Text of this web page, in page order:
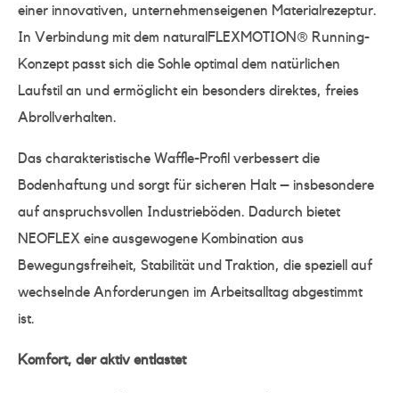
einer innovativen, unternehmenseigenen Materialrezeptur.
In Verbindung mit dem naturalFLEXMOTION® Running-
Konzept passt sich die Sohle optimal dem natürlichen
Laufstil an und ermöglicht ein besonders direktes, freies
Abrollverhalten.
Das charakteristische Waffle-Profil verbessert die
Bodenhaftung und sorgt für sicheren Halt – insbesondere
auf anspruchsvollen Industrieböden. Dadurch bietet
NEOFLEX eine ausgewogene Kombination aus
Bewegungsfreiheit, Stabilität und Traktion, die speziell auf
wechselnde Anforderungen im Arbeitsalltag abgestimmt
ist.
Komfort, der aktiv entlastet